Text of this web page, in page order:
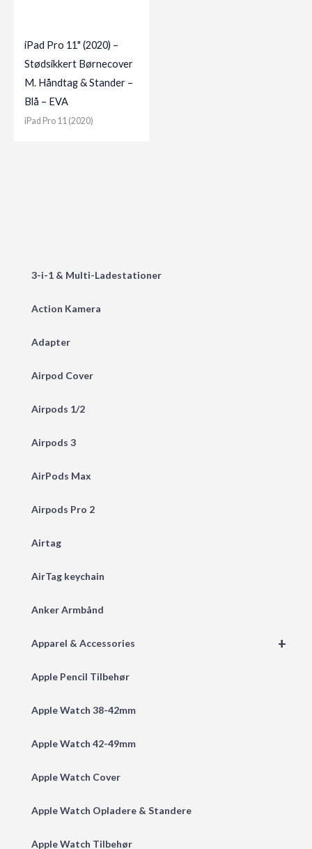
3-i-1 & Multi-Ladestationer
Action Kamera
Adapter
Airpod Cover
Airpods 1/2
Airpods 3
AirPods Max
Airpods Pro 2
Airtag
AirTag keychain
Anker Armbånd
+
Apparel & Accessories
Apple Pencil Tilbehør
Apple Watch 38-42mm
Apple Watch 42-49mm
Apple Watch Cover
Apple Watch Opladere & Standere
Apple Watch Tilbehør
iPad Pro 11" (2020) –
Stødsikkert Børnecover
M. Håndtag & Stander –
Blå – EVA
iPad Pro 11 (2020)